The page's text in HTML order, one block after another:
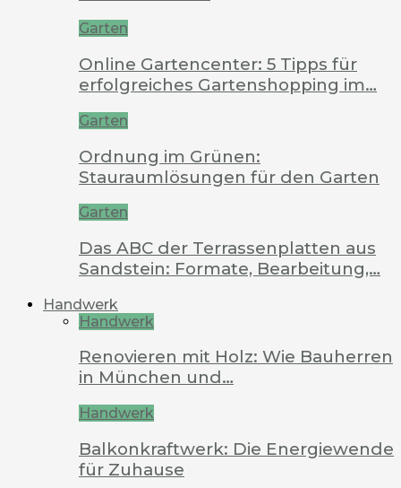
Garten
Online Gartencenter: 5 Tipps für
erfolgreiches Gartenshopping im…
Garten
Ordnung im Grünen:
Stauraumlösungen für den Garten
Garten
Das ABC der Terrassenplatten aus
Sandstein: Formate, Bearbeitung,…
Handwerk
Handwerk
Renovieren mit Holz: Wie Bauherren
in München und…
Handwerk
Balkonkraftwerk: Die Energiewende
für Zuhause